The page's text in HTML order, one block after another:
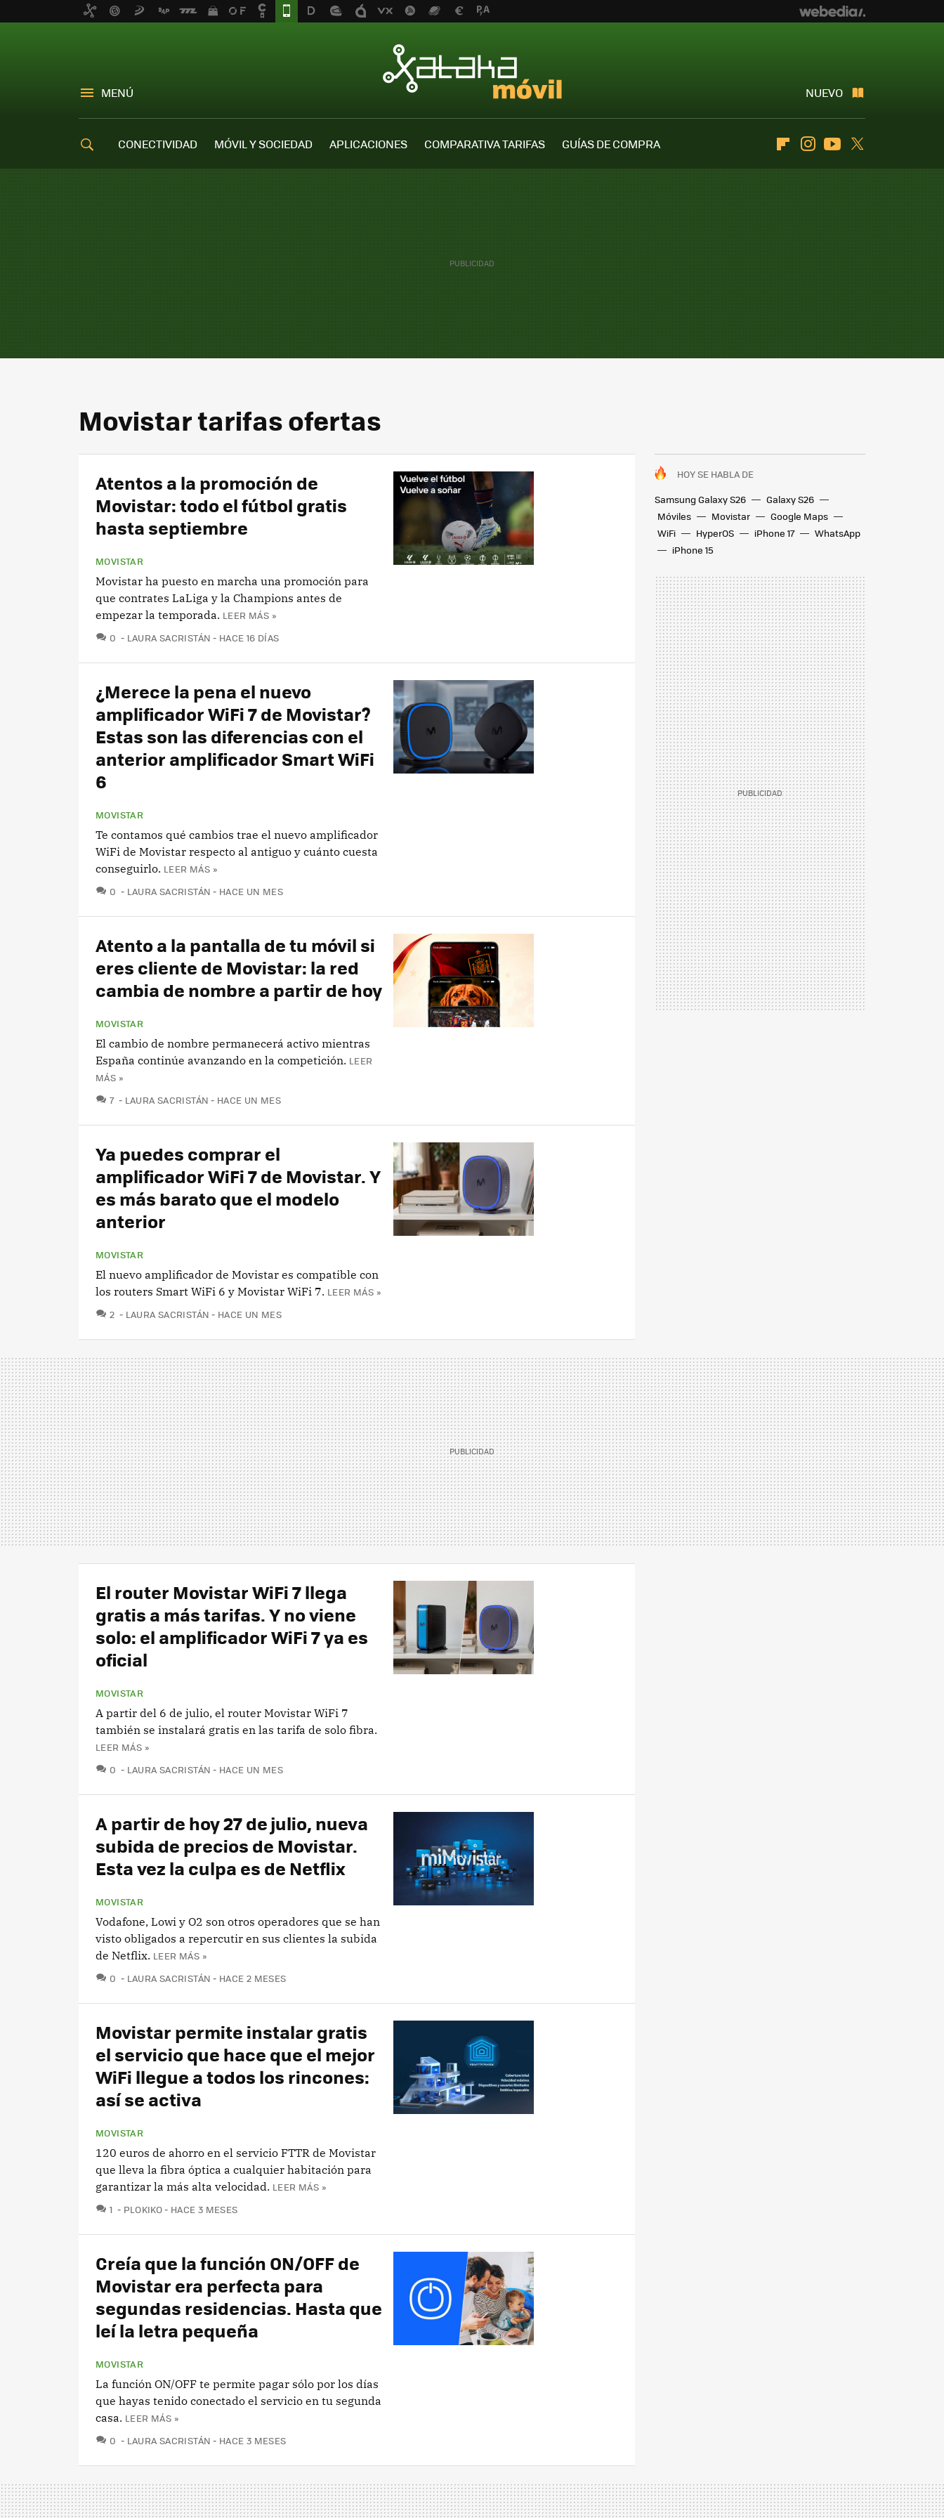
MENÚ NUEVO
CONECTIVIDAD MÓVIL Y SOCIEDAD APLICACIONES COMPARATIVA TARIFAS
GUÍAS DE COMPRA
FlipboardInstagramYoutube
Movistar tarifas ofertas
HOY SE HABLA DE
Samsung Galaxy S26
Galaxy S26
Móviles
Movistar
Google Maps
WiFi
HyperOS iPhone 17
WhatsApp
iPhone 15
Atentos a la promoción de
Movistar: todo el fútbol gratis
hasta septiembre
MOVISTAR
Movistar ha puesto en marcha una promoción para
que contrates LaLiga y la Champions antes de
empezar la temporada. LEER MÁS »
0 COMENTARIOS
LAURA SACRISTÁN HACE 16 DÍAS
¿Merece la pena el nuevo
amplificador WiFi 7 de Movistar?
Estas son las diferencias con el
anterior amplificador Smart WiFi
6
MOVISTAR
Te contamos qué cambios trae el nuevo amplificador
WiFi de Movistar respecto al antiguo y cuánto cuesta
conseguirlo. LEER MÁS »
0 COMENTARIOS
LAURA SACRISTÁN HACE UN MES
Atento a la pantalla de tu móvil si
eres cliente de Movistar: la red
cambia de nombre a partir de hoy
MOVISTAR
El cambio de nombre permanecerá activo mientras
España continúe avanzando en la competición. LEER
MÁS »
7 COMENTARIOS
LAURA SACRISTÁN HACE UN MES
Ya puedes comprar el
amplificador WiFi 7 de Movistar. Y
es más barato que el modelo
anterior
MOVISTAR
El nuevo amplificador de Movistar es compatible con
los routers Smart WiFi 6 y Movistar WiFi 7. LEER MÁS »
2 COMENTARIOS
LAURA SACRISTÁN HACE UN MES
El router Movistar WiFi 7 llega
gratis a más tarifas. Y no viene
solo: el amplificador WiFi 7 ya es
oficial
MOVISTAR
A partir del 6 de julio, el router Movistar WiFi 7
también se instalará gratis en las tarifa de solo fibra.
LEER MÁS »
0 COMENTARIOS
LAURA SACRISTÁN HACE UN MES
A partir de hoy 27 de julio, nueva
subida de precios de Movistar.
Esta vez la culpa es de Netflix
MOVISTAR
Vodafone, Lowi y O2 son otros operadores que se han
visto obligados a repercutir en sus clientes la subida
de Netflix. LEER MÁS »
0 COMENTARIOS
LAURA SACRISTÁN HACE 2 MESES
Movistar permite instalar gratis
el servicio que hace que el mejor
WiFi llegue a todos los rincones:
así se activa
MOVISTAR
120 euros de ahorro en el servicio FTTR de Movistar
que lleva la fibra óptica a cualquier habitación para
garantizar la más alta velocidad. LEER MÁS »
1 COMENTARIOS
PLOKIKO HACE 3 MESES
Creía que la función ON/OFF de
Movistar era perfecta para
segundas residencias. Hasta que
leí la letra pequeña
MOVISTAR
La función ON/OFF te permite pagar sólo por los días
que hayas tenido conectado el servicio en tu segunda
casa. LEER MÁS »
0 COMENTARIOS
LAURA SACRISTÁN HACE 3 MESES